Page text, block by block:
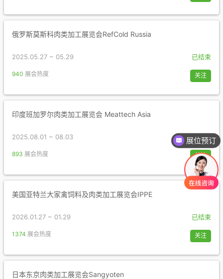
俄罗斯莫斯科肉类加工展览会RefCold Russia
2025.05.27 ~ 05.29 已结束
940 展会热度 关注
印度班加罗尔肉类加工展览会 Meattech Asia
2025.08.01 ~ 08.03 已结束
893 展会热度 关注
美国亚特兰大家禽饲料及肉类加工展览会IPPE
2026.01.27 ~ 01.29 已结束
1374 展会热度 关注
日本东京肉类加工展览会Sangyoten
展位预订